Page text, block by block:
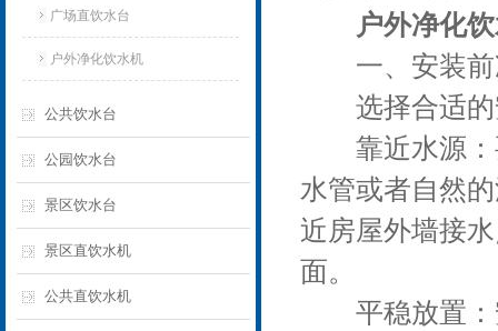
广场直饮水台
户外净化饮水机
公共饮水台
公园饮水台
景区饮水台
景区直饮水机
公共直饮水机
户外净化
一、安装前
选择合适的
靠近水源：
水管或者自然
近房屋外墙接
面。
平稳放置：